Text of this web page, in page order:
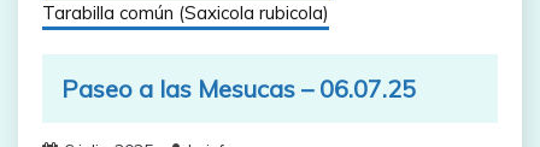
Tarabilla común (Saxicola rubicola)
Paseo a las Mesucas – 06.07.25